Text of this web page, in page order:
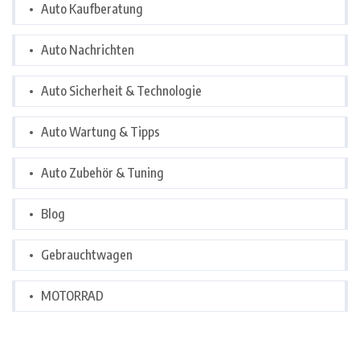
Auto Kaufberatung
Auto Nachrichten
Auto Sicherheit & Technologie
Auto Wartung & Tipps
Auto Zubehör & Tuning
Blog
Gebrauchtwagen
MOTORRAD